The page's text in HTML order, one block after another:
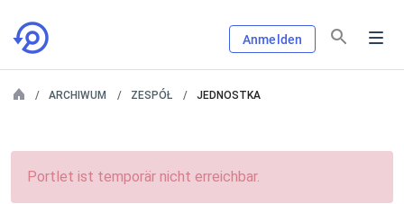
Anmelden
ARCHIWUM ZESPÓŁ JEDNOSTKA
Portlet ist temporär nicht erreichbar.